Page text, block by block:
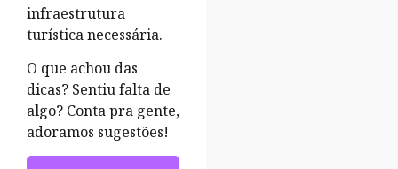
infraestrutura
turística necessária.
O que achou das
dicas? Sentiu falta de
algo? Conta pra gente,
adoramos sugestões!